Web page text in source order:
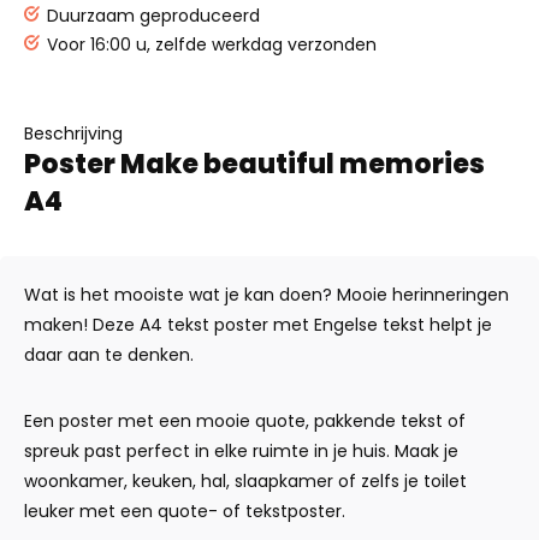
Duurzaam geproduceerd
Voor 16:00 u, zelfde werkdag verzonden
Beschrijving
Poster Make beautiful memories
A4
Wat is het mooiste wat je kan doen? Mooie herinneringen
maken! Deze A4 tekst poster met Engelse tekst helpt je
daar aan te denken.
Een poster met een mooie quote, pakkende tekst of
spreuk past perfect in elke ruimte in je huis. Maak je
woonkamer, keuken, hal, slaapkamer of zelfs je toilet
leuker met een quote- of tekstposter.